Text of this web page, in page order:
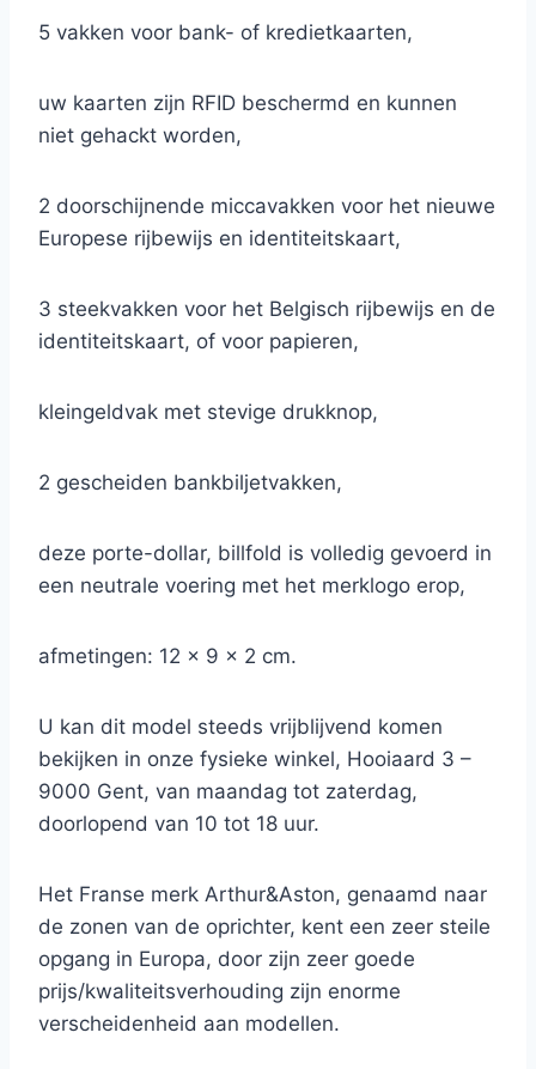
5 vakken voor bank- of kredietkaarten,
uw kaarten zijn RFID beschermd en kunnen
niet gehackt worden,
2 doorschijnende miccavakken voor het nieuwe
Europese rijbewijs en identiteitskaart,
3 steekvakken voor het Belgisch rijbewijs en de
identiteitskaart, of voor papieren,
kleingeldvak met stevige drukknop,
2 gescheiden bankbiljetvakken,
deze porte-dollar, billfold is volledig gevoerd in
een neutrale voering met het merklogo erop,
afmetingen: 12 x 9 x 2 cm.
U kan dit model steeds vrijblijvend komen
bekijken in onze fysieke winkel, Hooiaard 3 –
9000 Gent, van maandag tot zaterdag,
doorlopend van 10 tot 18 uur.
Het Franse merk Arthur&Aston, genaamd naar
de zonen van de oprichter, kent een zeer steile
opgang in Europa, door zijn zeer goede
prijs/kwaliteitsverhouding zijn enorme
verscheidenheid aan modellen.